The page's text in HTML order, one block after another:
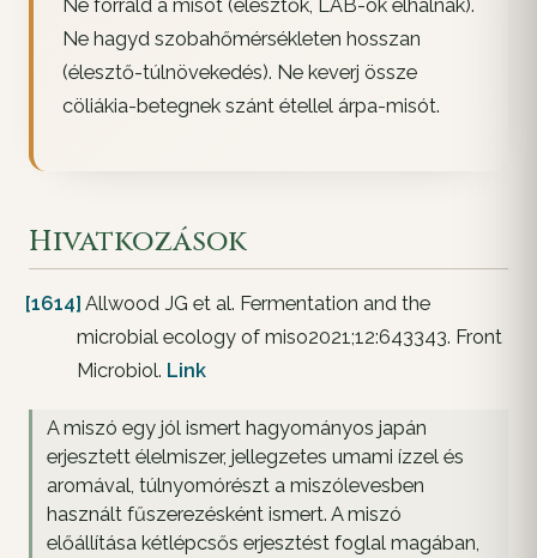
Ne forrald a misot (élesztők, LAB-ok elhalnak).
Ne hagyd szobahőmérsékleten hosszan
(élesztő-túlnövekedés). Ne keverj össze
cöliákia-betegnek szánt étellel árpa-misót.
Hivatkozások
[1614] Allwood JG et al. Fermentation and the
microbial ecology of miso2021;12:643343. Front
Microbiol. Link
A miszó egy jól ismert hagyományos japán
erjesztett élelmiszer, jellegzetes umami ízzel és
aromával, túlnyomórészt a miszólevesben
használt fűszerezésként ismert. A miszó
előállítása kétlépcsős erjesztést foglal magában,